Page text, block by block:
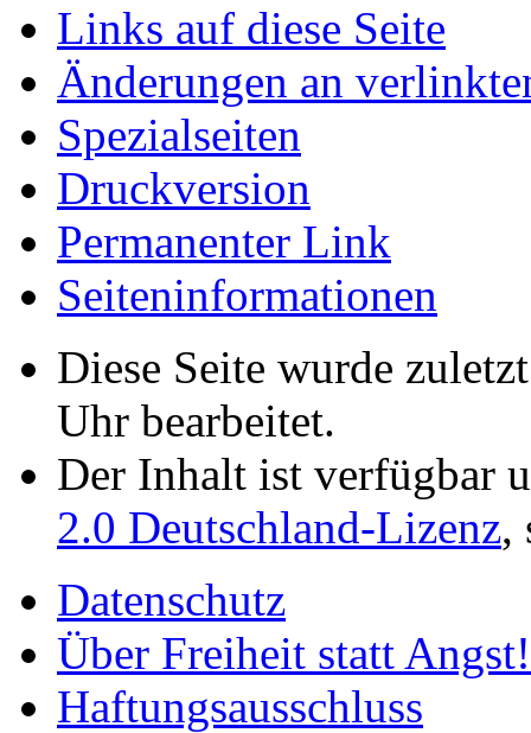
Links auf diese Seite
Änderungen an
Spezialseiten
Druckversion
Permanenter Link
Seiten­­informationen
Diese Seite wurde
Uhr bearbeitet.
Der Inhalt ist verfügbar
2.0 Deutschland-Lizenz,
Datenschutz
Über Freiheit statt Angst!
Haftungsausschluss